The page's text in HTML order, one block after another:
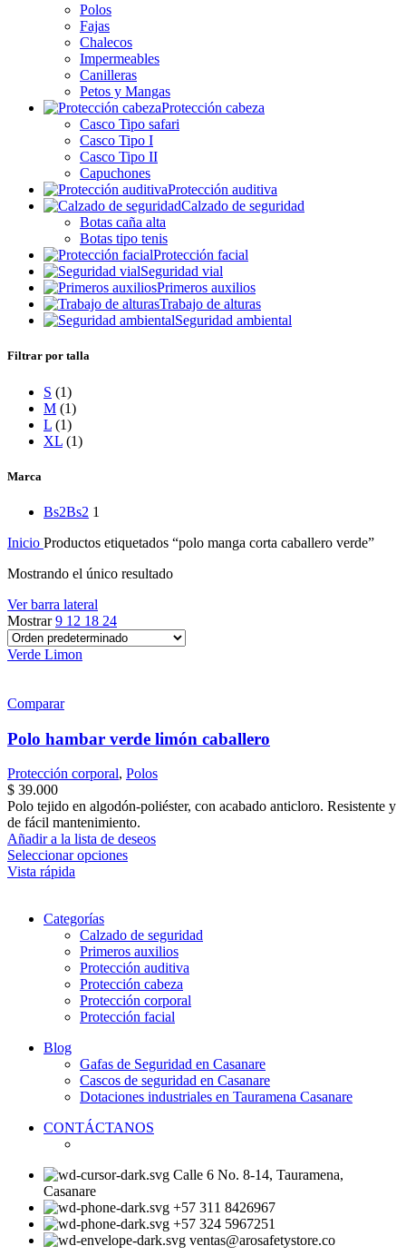
Polos
Fajas
Chalecos
Impermeables
Canilleras
Petos y Mangas
Protección cabeza
Casco Tipo safari
Casco Tipo I
Casco Tipo II
Capuchones
Protección auditiva
Calzado de seguridad
Botas caña alta
Botas tipo tenis
Protección facial
Seguridad vial
Primeros auxilios
Trabajo de alturas
Seguridad ambiental
Filtrar por talla
S (1)
M (1)
L (1)
XL (1)
Marca
Bs2Bs2 1
Inicio Productos etiquetados “polo manga corta caballero verde”
Mostrando el único resultado
Ver barra lateral
Mostrar9 12 18 24
Verde Limon
Comparar
Polo hambar verde limón caballero
Protección corporal, Polos
$ 39.000
Polo tejido en algodón-poliéster, con acabado anticloro. Resistente y
de fácil mantenimiento.
Añadir a la lista de deseos
Seleccionar opcionesEste
Las
opciones
se
pueden
elegir
en
de
producto
Vista rápida
Categorías
Calzado de seguridad
Primeros auxilios
Protección auditiva
Protección cabeza
Protección corporal
Protección facial
Blog
Gafas de Seguridad en Casanare
Cascos de seguridad en Casanare
Dotaciones industriales en Tauramena Casanare
CONTÁCTANOS
Calle 6 No. 8-14, Tauramena,
Casanare
+57 311 8426967
+57 324 5967251
ventas@arosafetystore.co